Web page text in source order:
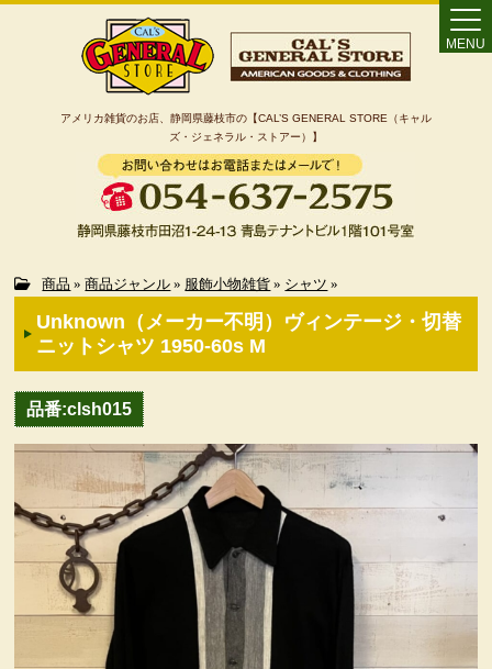
アメリカ雑貨のお店、静岡県藤枝市の【CAL’S GENERAL STORE（キャル
ズ・ジェネラル・ストアー）】
MENU
Home
カート
特定商取引法に基づく表記
カテゴリー検索
ヴィンテージ・グッズ
LIFE誌 企業広告切り抜き
商品 » 商品ジャンル » 服飾小物雑貨 » シャツ »
Unknown（メーカー不明）ヴィンテージ・切替
ニットシャツ 1950-60s M
品番:clsh015